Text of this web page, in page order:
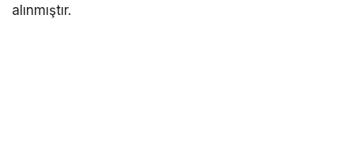
alınmıştır.